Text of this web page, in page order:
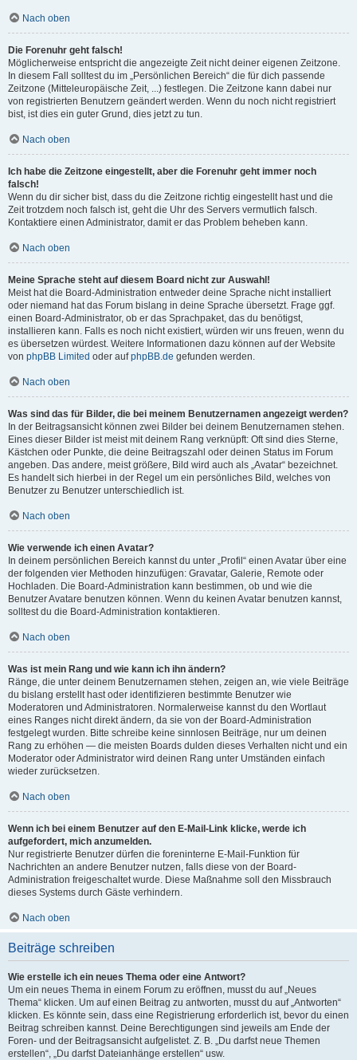
Nach oben
Die Forenuhr geht falsch!
Möglicherweise entspricht die angezeigte Zeit nicht deiner eigenen Zeitzone.
In diesem Fall solltest du im „Persönlichen Bereich“ die für dich passende
Zeitzone (Mitteleuropäische Zeit, ...) festlegen. Die Zeitzone kann dabei nur
von registrierten Benutzern geändert werden. Wenn du noch nicht registriert
bist, ist dies ein guter Grund, dies jetzt zu tun.
Nach oben
Ich habe die Zeitzone eingestellt, aber die Forenuhr geht immer noch
falsch!
Wenn du dir sicher bist, dass du die Zeitzone richtig eingestellt hast und die
Zeit trotzdem noch falsch ist, geht die Uhr des Servers vermutlich falsch.
Kontaktiere einen Administrator, damit er das Problem beheben kann.
Nach oben
Meine Sprache steht auf diesem Board nicht zur Auswahl!
Meist hat die Board-Administration entweder deine Sprache nicht installiert
oder niemand hat das Forum bislang in deine Sprache übersetzt. Frage ggf.
einen Board-Administrator, ob er das Sprachpaket, das du benötigst,
installieren kann. Falls es noch nicht existiert, würden wir uns freuen, wenn du
es übersetzen würdest. Weitere Informationen dazu können auf der Website
von phpBB Limited oder aufphpBB.de gefunden werden.
Nach oben
Was sind das für Bilder, die bei meinem Benutzernamen angezeigt werden?
In der Beitragsansicht können zwei Bilder bei deinem Benutzernamen stehen.
Eines dieser Bilder ist meist mit deinem Rang verknüpft: Oft sind dies Sterne,
Kästchen oder Punkte, die deine Beitragszahl oder deinen Status im Forum
angeben. Das andere, meist größere, Bild wird auch als „Avatar“ bezeichnet.
Es handelt sich hierbei in der Regel um ein persönliches Bild, welches von
Benutzer zu Benutzer unterschiedlich ist.
Nach oben
Wie verwende ich einen Avatar?
In deinem persönlichen Bereich kannst du unter „Profil“ einen Avatar über eine
der folgenden vier Methoden hinzufügen: Gravatar, Galerie, Remote oder
Hochladen. Die Board-Administration kann bestimmen, ob und wie die
Benutzer Avatare benutzen können. Wenn du keinen Avatar benutzen kannst,
solltest du die Board-Administration kontaktieren.
Nach oben
Was ist mein Rang und wie kann ich ihn ändern?
Ränge, die unter deinem Benutzernamen stehen, zeigen an, wie viele Beiträge
du bislang erstellt hast oder identifizieren bestimmte Benutzer wie
Moderatoren und Administratoren. Normalerweise kannst du den Wortlaut
eines Ranges nicht direkt ändern, da sie von der Board-Administration
festgelegt wurden. Bitte schreibe keine sinnlosen Beiträge, nur um deinen
Rang zu erhöhen — die meisten Boards dulden dieses Verhalten nicht und ein
Moderator oder Administrator wird deinen Rang unter Umständen einfach
wieder zurücksetzen.
Nach oben
Wenn ich bei einem Benutzer auf den E-Mail-Link klicke, werde ich
aufgefordert, mich anzumelden.
Nur registrierte Benutzer dürfen die foreninterne E-Mail-Funktion für
Nachrichten an andere Benutzer nutzen, falls diese von der Board-
Administration freigeschaltet wurde. Diese Maßnahme soll den Missbrauch
dieses Systems durch Gäste verhindern.
Nach oben
Beiträge schreiben
Wie erstelle ich ein neues Thema oder eine Antwort?
Um ein neues Thema in einem Forum zu eröffnen, musst du auf „Neues
Thema“ klicken. Um auf einen Beitrag zu antworten, musst du auf „Antworten“
klicken. Es könnte sein, dass eine Registrierung erforderlich ist, bevor du einen
Beitrag schreiben kannst. Deine Berechtigungen sind jeweils am Ende der
Foren- und der Beitragsansicht aufgelistet. Z. B. „Du darfst neue Themen
erstellen“, „Du darfst Dateianhänge erstellen“ usw.